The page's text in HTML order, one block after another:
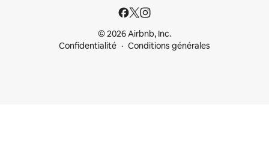
© 2026 Airbnb, Inc.
Confidentialité
Conditions générales